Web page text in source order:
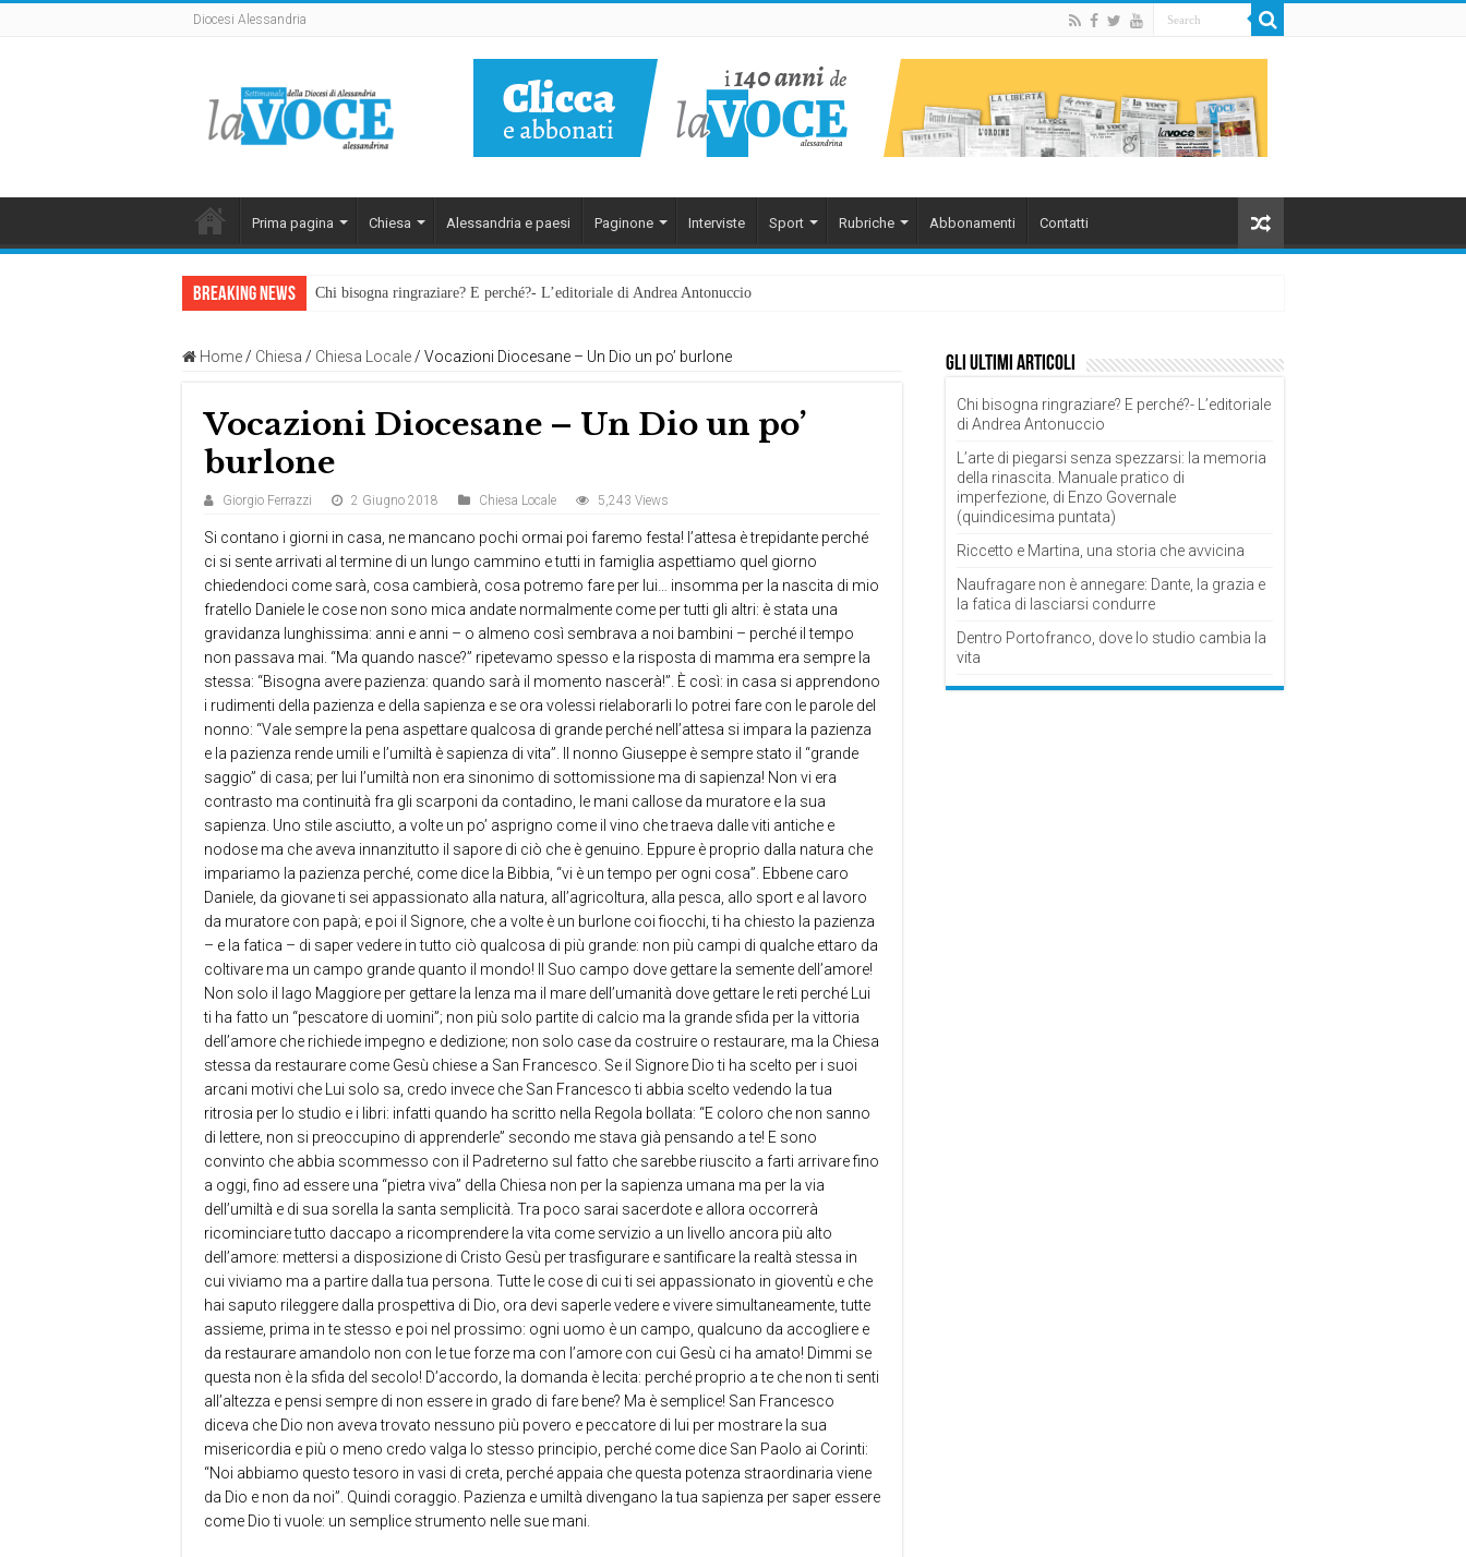
Diocesi Alessandria
Prima pagina Chiesa Alessandria e paesi Paginone Interviste Sport Rubriche Abbonamenti Contatti
Breaking News Chi bisogna ringraziare? E perché?- L’editoriale di Andrea Antonuccio
Home / Chiesa / Chiesa Locale / Vocazioni Diocesane – Un Dio un po’ burlone
Vocazioni Diocesane – Un Dio un po’
burlone
Giorgio Ferrazzi 2 Giugno 2018 Chiesa Locale 5,243 Views
Si contano i giorni in casa, ne mancano pochi ormai poi faremo festa! l’attesa è trepidante perché
ci si sente arrivati al termine di un lungo cammino e tutti in famiglia aspettiamo quel giorno
chiedendoci come sarà, cosa cambierà, cosa potremo fare per lui… insomma per la nascita di mio
fratello Daniele le cose non sono mica andate normalmente come per tutti gli altri: è stata una
gravidanza lunghissima: anni e anni – o almeno così sembrava a noi bambini – perché il tempo
non passava mai. “Ma quando nasce?” ripetevamo spesso e la risposta di mamma era sempre la
stessa: “Bisogna avere pazienza: quando sarà il momento nascerà!”. È così: in casa si apprendono
i rudimenti della pazienza e della sapienza e se ora volessi rielaborarli lo potrei fare con le parole del
nonno: “Vale sempre la pena aspettare qualcosa di grande perché nell’attesa si impara la pazienza
e la pazienza rende umili e l’umiltà è sapienza di vita”. Il nonno Giuseppe è sempre stato il “grande
saggio” di casa; per lui l’umiltà non era sinonimo di sottomissione ma di sapienza! Non vi era
contrasto ma continuità fra gli scarponi da contadino, le mani callose da muratore e la sua
sapienza. Uno stile asciutto, a volte un po’ asprigno come il vino che traeva dalle viti antiche e
nodose ma che aveva innanzitutto il sapore di ciò che è genuino. Eppure è proprio dalla natura che
impariamo la pazienza perché, come dice la Bibbia, “vi è un tempo per ogni cosa”. Ebbene caro
Daniele, da giovane ti sei appassionato alla natura, all’agricoltura, alla pesca, allo sport e al lavoro
da muratore con papà; e poi il Signore, che a volte è un burlone coi fiocchi, ti ha chiesto la pazienza
– e la fatica – di saper vedere in tutto ciò qualcosa di più grande: non più campi di qualche ettaro da
coltivare ma un campo grande quanto il mondo! Il Suo campo dove gettare la semente dell’amore!
Non solo il lago Maggiore per gettare la lenza ma il mare dell’umanità dove gettare le reti perché Lui
ti ha fatto un “pescatore di uomini”; non più solo partite di calcio ma la grande sfida per la vittoria
dell’amore che richiede impegno e dedizione; non solo case da costruire o restaurare, ma la Chiesa
stessa da restaurare come Gesù chiese a San Francesco. Se il Signore Dio ti ha scelto per i suoi
arcani motivi che Lui solo sa, credo invece che San Francesco ti abbia scelto vedendo la tua
ritrosia per lo studio e i libri: infatti quando ha scritto nella Regola bollata: “E coloro che non sanno
di lettere, non si preoccupino di apprenderle” secondo me stava già pensando a te! E sono
convinto che abbia scommesso con il Padreterno sul fatto che sarebbe riuscito a farti arrivare fino
a oggi, fino ad essere una “pietra viva” della Chiesa non per la sapienza umana ma per la via
dell’umiltà e di sua sorella la santa semplicità. Tra poco sarai sacerdote e allora occorrerà
ricominciare tutto daccapo a ricomprendere la vita come servizio a un livello ancora più alto
dell’amore: mettersi a disposizione di Cristo Gesù per trasfigurare e santificare la realtà stessa in
cui viviamo ma a partire dalla tua persona. Tutte le cose di cui ti sei appassionato in gioventù e che
hai saputo rileggere dalla prospettiva di Dio, ora devi saperle vedere e vivere simultaneamente, tutte
assieme, prima in te stesso e poi nel prossimo: ogni uomo è un campo, qualcuno da accogliere e
da restaurare amandolo non con le tue forze ma con l’amore con cui Gesù ci ha amato! Dimmi se
questa non è la sfida del secolo! D’accordo, la domanda è lecita: perché proprio a te che non ti senti
all’altezza e pensi sempre di non essere in grado di fare bene? Ma è semplice! San Francesco
diceva che Dio non aveva trovato nessuno più povero e peccatore di lui per mostrare la sua
misericordia e più o meno credo valga lo stesso principio, perché come dice San Paolo ai Corinti:
“Noi abbiamo questo tesoro in vasi di creta, perché appaia che questa potenza straordinaria viene
da Dio e non da noi”. Quindi coraggio. Pazienza e umiltà divengano la tua sapienza per saper essere
come Dio ti vuole: un semplice strumento nelle sue mani.
Gli ultimi articoli
Chi bisogna ringraziare? E perché?- L’editoriale
di Andrea Antonuccio
L’arte di piegarsi senza spezzarsi: la memoria
della rinascita. Manuale pratico di
imperfezione, di Enzo Governale
(quindicesima puntata)
Riccetto e Martina, una storia che avvicina
Naufragare non è annegare: Dante, la grazia e
la fatica di lasciarsi condurre
Dentro Portofranco, dove lo studio cambia la
vita